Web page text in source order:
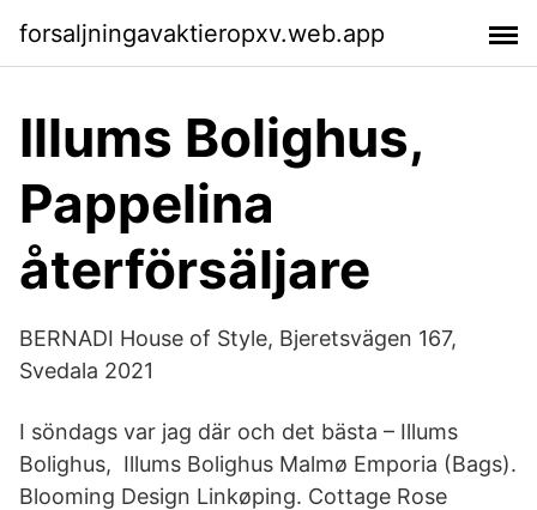
forsaljningavaktieropxv.web.app
Illums Bolighus,
Pappelina
återförsäljare
BERNADI House of Style, Bjeretsvägen 167,
Svedala 2021
I söndags var jag där och det bästa – Illums
Bolighus, Illums Bolighus Malmø Emporia (Bags).
Blooming Design Linkøping. Cottage Rose